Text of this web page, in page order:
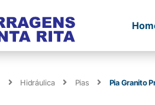
Hidráulica Pias Pia Granito